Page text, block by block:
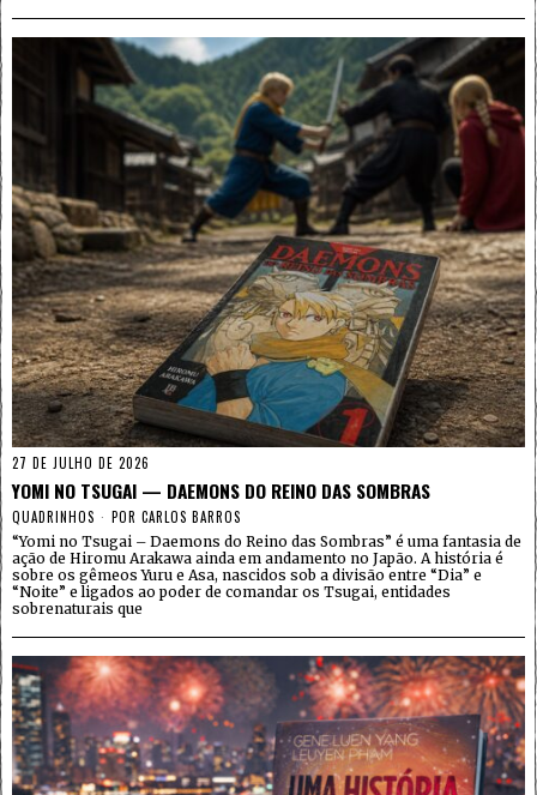
27 DE JULHO DE 2026
YOMI NO TSUGAI — DAEMONS DO REINO DAS SOMBRAS
QUADRINHOS POR CARLOS BARROS
“Yomi no Tsugai – Daemons do Reino das Sombras” é uma fantasia de
ação de Hiromu Arakawa ainda em andamento no Japão. A história é
sobre os gêmeos Yuru e Asa, nascidos sob a divisão entre “Dia” e
“Noite” e ligados ao poder de comandar os Tsugai, entidades
sobrenaturais que